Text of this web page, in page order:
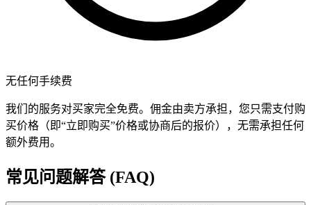
无任何手续费
我们的服务对买家完全免费。佣金由卖方承担，您只需支付购
买价格（即“立即购买”价格或协商后的报价），无需承担任何
额外费用。
常见问题解答 (FAQ)